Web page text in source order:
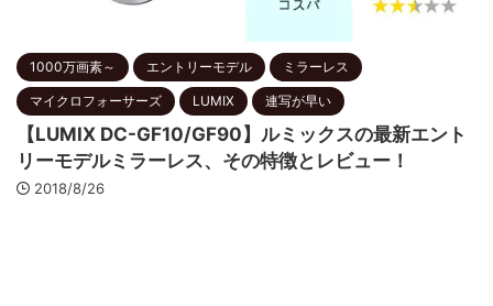
1000万画素～ エントリーモデル ミラーレス
マイクロフォーサーズ LUMIX 連写が早い
【LUMIX DC-GF10/GF90】ルミックスの最新エント
リーモデルミラーレス、その特徴とレビュー！
2018/8/26